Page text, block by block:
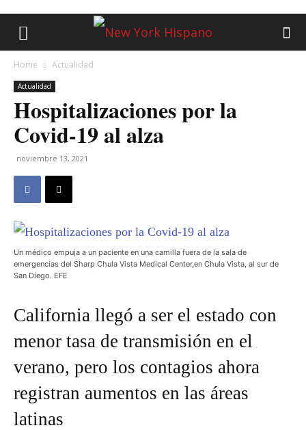
Home Actualidad
Actualidad
Hospitalizaciones por la
Covid-19 al alza
noviembre 13, 2021
Un médico empuja a un paciente en una camilla fuera de la sala de
emergencias del Sharp Chula Vista Medical Center,en Chula Vista, al sur de
San Diego. EFE
California llegó a ser el estado con
menor tasa de transmisión en el
verano, pero los contagios ahora
registran aumentos en las áreas
latinas